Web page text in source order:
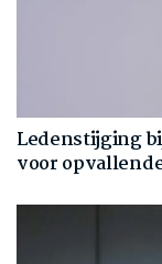
Ledenstijging
voor